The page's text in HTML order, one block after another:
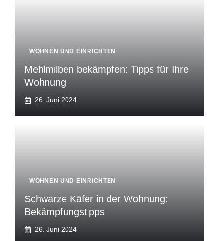
WOHNEN UND EINRICHTEN
Mehlmilben bekämpfen: Tipps für Ihre
Wohnung
26. Juni 2024
WOHNEN UND EINRICHTEN
Schwarze Käfer in der Wohnung:
Bekämpfungstipps
26. Juni 2024